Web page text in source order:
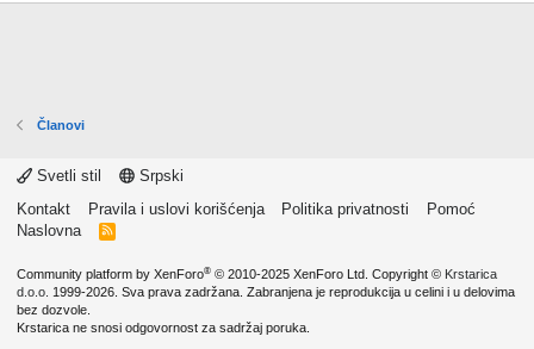
Članovi
Svetli stil
Srpski
Kontakt
Pravila i uslovi korišćenja Politika privatnosti
Pomoć
Naslovna
R
Community platform by XenForo® © 2010-2025 XenForo Ltd. Copyright © Krstarica
d.o.o. 1999-2026. Sva prava zadržana. Zabranjena je reprodukcija u celini i u delovima
bez dozvole.
Krstarica ne snosi odgovornost za sadržaj poruka.